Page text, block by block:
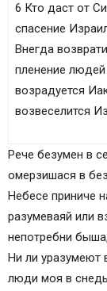
6 Кто даст от
спасение
Внегда
пленение людей
возрадуется
возвеселится
Рече безумен в
омерзишася в
Небесе приниче
разумеваяй или
непотребни
Ни ли
люди моя в